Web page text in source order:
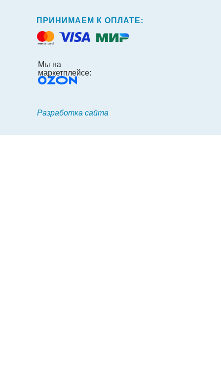
Разработка сайта
Мы на
маркетплейсе:
ПРИНИМАЕМ К ОПЛАТЕ: